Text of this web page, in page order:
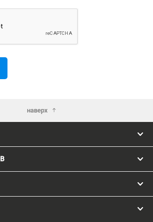
наверх